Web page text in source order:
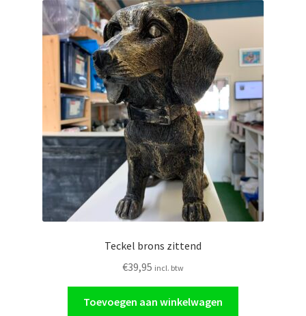
Teckel brons zittend
€39,95 incl. btw
Toevoegen aan winkelwagen